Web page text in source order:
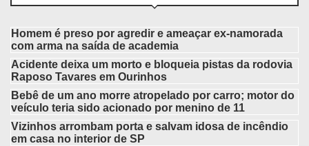
Homem é preso por agredir e ameaçar ex-namorada
com arma na saída de academia
Acidente deixa um morto e bloqueia pistas da rodovia
Raposo Tavares em Ourinhos
Bebê de um ano morre atropelado por carro; motor do
veículo teria sido acionado por menino de 11
Vizinhos arrombam porta e salvam idosa de incêndio
em casa no interior de SP